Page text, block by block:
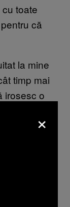
toate
că
la mine
timp mai
irosesc o
×